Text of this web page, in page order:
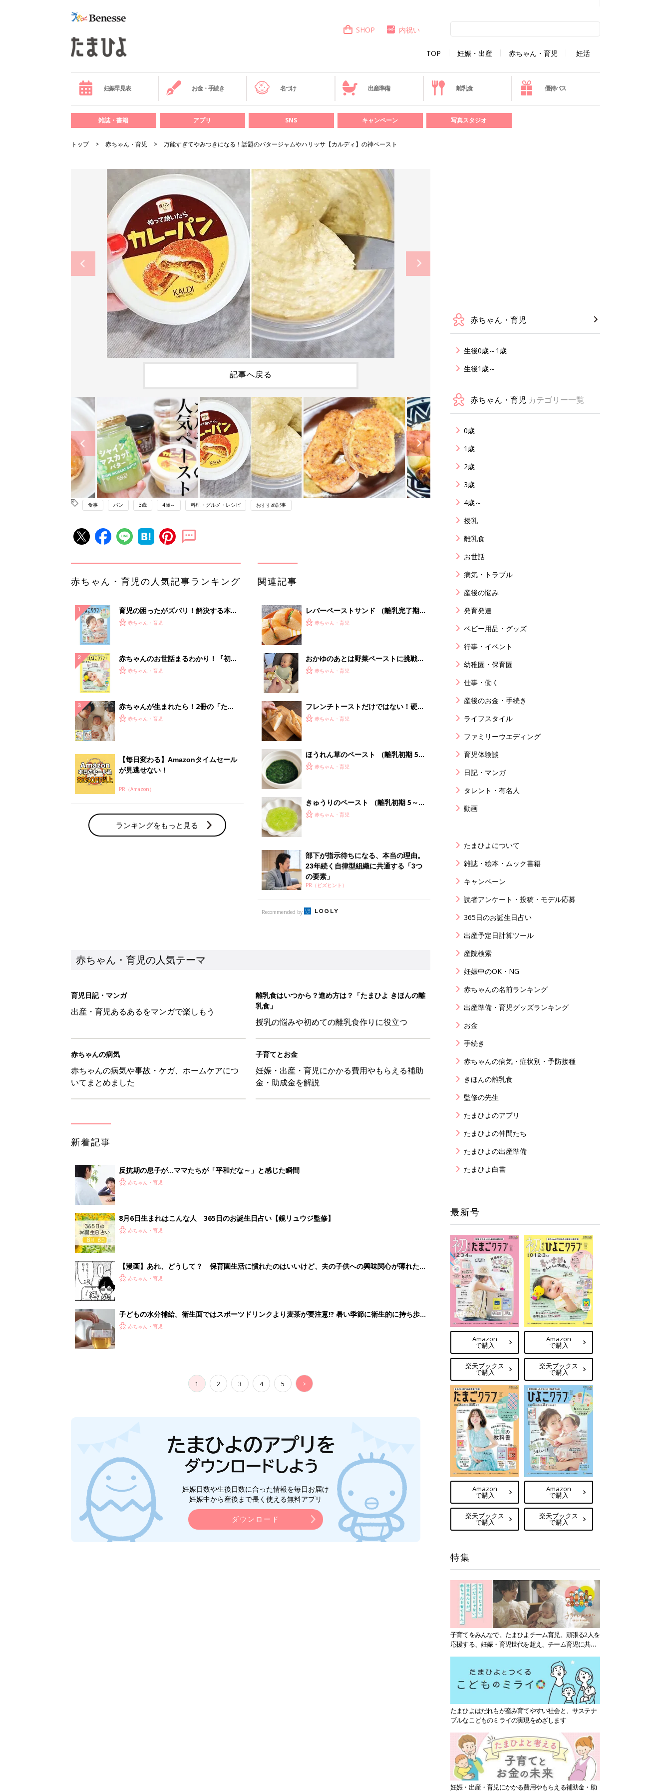
TOP 妊娠・出産 赤ちゃん・育児 妊活
SHOP 内祝い
妊娠早見表 お金・手続き 名づけ 出産準備 離乳食 優待パス
雑誌・書籍 アプリ SNS キャンペーン 写真スタジオ
トップ 赤ちゃん・育児 万能すぎてやみつきになる！話題のバタージャムやハリッサ【カルディ】の神ペースト
記事へ戻る
食事 パン 3歳 4歳～ 料理・グルメ・レシピ おすすめ記事
赤ちゃん・育児の人気記事ランキング
育児の困ったがズバリ！解決する本
『ひよこクラブ 夏号』 4カ月～2才
赤ちゃん・育児
赤ちゃんのお世話まるわかり！『初め
てのひよこクラブ 夏号』〈巻頭大特
赤ちゃん・育児
赤ちゃんが生まれたら！2冊の「たま
ひよ」
赤ちゃん・育児
【毎日変わる】Amazonタイムセール
が見逃せない！
PR（Amazon）
ランキングをもっと見る
関連記事
レバーペーストサンド （離乳完了期 1
才～1才6カ月ごろ）
赤ちゃん・育児
おかゆのあとは野菜ペーストに挑戦！
あま～いはずのトマトペーストで「ぷ
赤ちゃん・育児
フレンチトーストだけではない！硬く
なったフランスパンのおいしい食べ方
赤ちゃん・育児
ほうれん草のペースト （離乳初期 5～
6カ月ごろ）
赤ちゃん・育児
きゅうりのペースト （離乳初期 5～6
カ月ごろ）
赤ちゃん・育児
部下が指示待ちになる、本当の理由。
23年続く自律型組織に共通する「3つ
の要素」
PR（ビズヒント）
Recommended by
赤ちゃん・育児の人気テーマ
育児日記・マンガ
出産・育児あるあるをマンガで楽しもう
離乳食はいつから？進め方は？「たまひよ きほんの離
乳食」
授乳の悩みや初めての離乳食作りに役立つ
赤ちゃんの病気
赤ちゃんの病気や事故・ケガ、ホームケアにつ
いてまとめました
子育てとお金
妊娠・出産・育児にかかる費用やもらえる補助
金・助成金を解説
新着記事
反抗期の息子が...ママたちが「平和だな～」と感じた瞬間
赤ちゃん・育児
8月6日生まれはこんな人 365日のお誕生日占い【鏡リュウジ監修】
赤ちゃん・育児
【漫画】あれ、どうして？ 保育園生活に慣れたのはいいけど、夫の子供への興味関心が薄れた気
がする……！『ふうふう子育て ＃91』
赤ちゃん・育児
子どもの水分補給。衛生面ではスポーツドリンクより麦茶が要注意!? 暑い季節に衛生的に持ち歩
く3つのコツとは？【専門家監修】
赤ちゃん・育児
1 2 3 4 5 >
妊娠日数や生後日数に合った情報を毎日お届け
妊娠中から産後まで長く使える無料アプリ
ダウンロード
赤ちゃん・育児
生後0歳～1歳
生後1歳～
赤ちゃん・育児 カテゴリー一覧
0歳
1歳
2歳
3歳
4歳～
授乳
離乳食
お世話
病気・トラブル
産後の悩み
発育発達
ベビー用品・グッズ
行事・イベント
幼稚園・保育園
仕事・働く
産後のお金・手続き
ライフスタイル
ファミリーウエディング
育児体験談
日記・マンガ
タレント・有名人
動画
たまひよについて
雑誌・絵本・ムック書籍
キャンペーン
読者アンケート・投稿・モデル応募
365日のお誕生日占い
出産予定日計算ツール
産院検索
妊娠中のOK・NG
赤ちゃんの名前ランキング
出産準備・育児グッズランキング
お金
手続き
赤ちゃんの病気・症状別・予防接種
きほんの離乳食
監修の先生
たまひよのアプリ
たまひよの仲間たち
たまひよの出産準備
たまひよ白書
最新号
Amazon
で購入
楽天ブックス
で購入
Amazon
で購入
楽天ブックス
で購入
Amazon
で購入
楽天ブックス
で購入
Amazon
で購入
楽天ブックス
で購入
特集
子育てをみんなで。たまひよチーム育児。頑張る2人を
応援する、妊娠・育児世代を超え、チーム育児に共感
たまひよはだれもが産み育てやすい社会と、サステナ
ブルなこどものミライの実現をめざします
妊娠・出産・育児にかかる費用やもらえる補助金・助